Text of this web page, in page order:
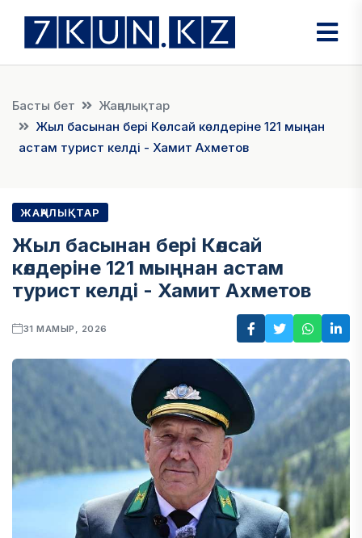
Басты бет
Жаңалықтар
Жыл басынан бері Көлсай көлдеріне 121 мыңнан
астам турист келді - Хамит Ахметов
ЖАҢАЛЫҚТАР
Жыл басынан бері Көлсай
көлдеріне 121 мыңнан астам
турист келді - Хамит Ахметов
31 МАМЫР, 2026